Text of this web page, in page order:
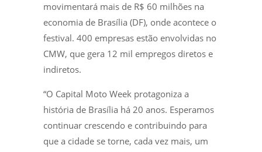
movimentará mais de R$ 60 milhões na
economia de Brasília (DF), onde acontece o
festival. 400 empresas estão envolvidas no
CMW, que gera 12 mil empregos diretos e
indiretos.
“O Capital Moto Week protagoniza a
história de Brasília há 20 anos. Esperamos
continuar crescendo e contribuindo para
que a cidade se torne, cada vez mais, um